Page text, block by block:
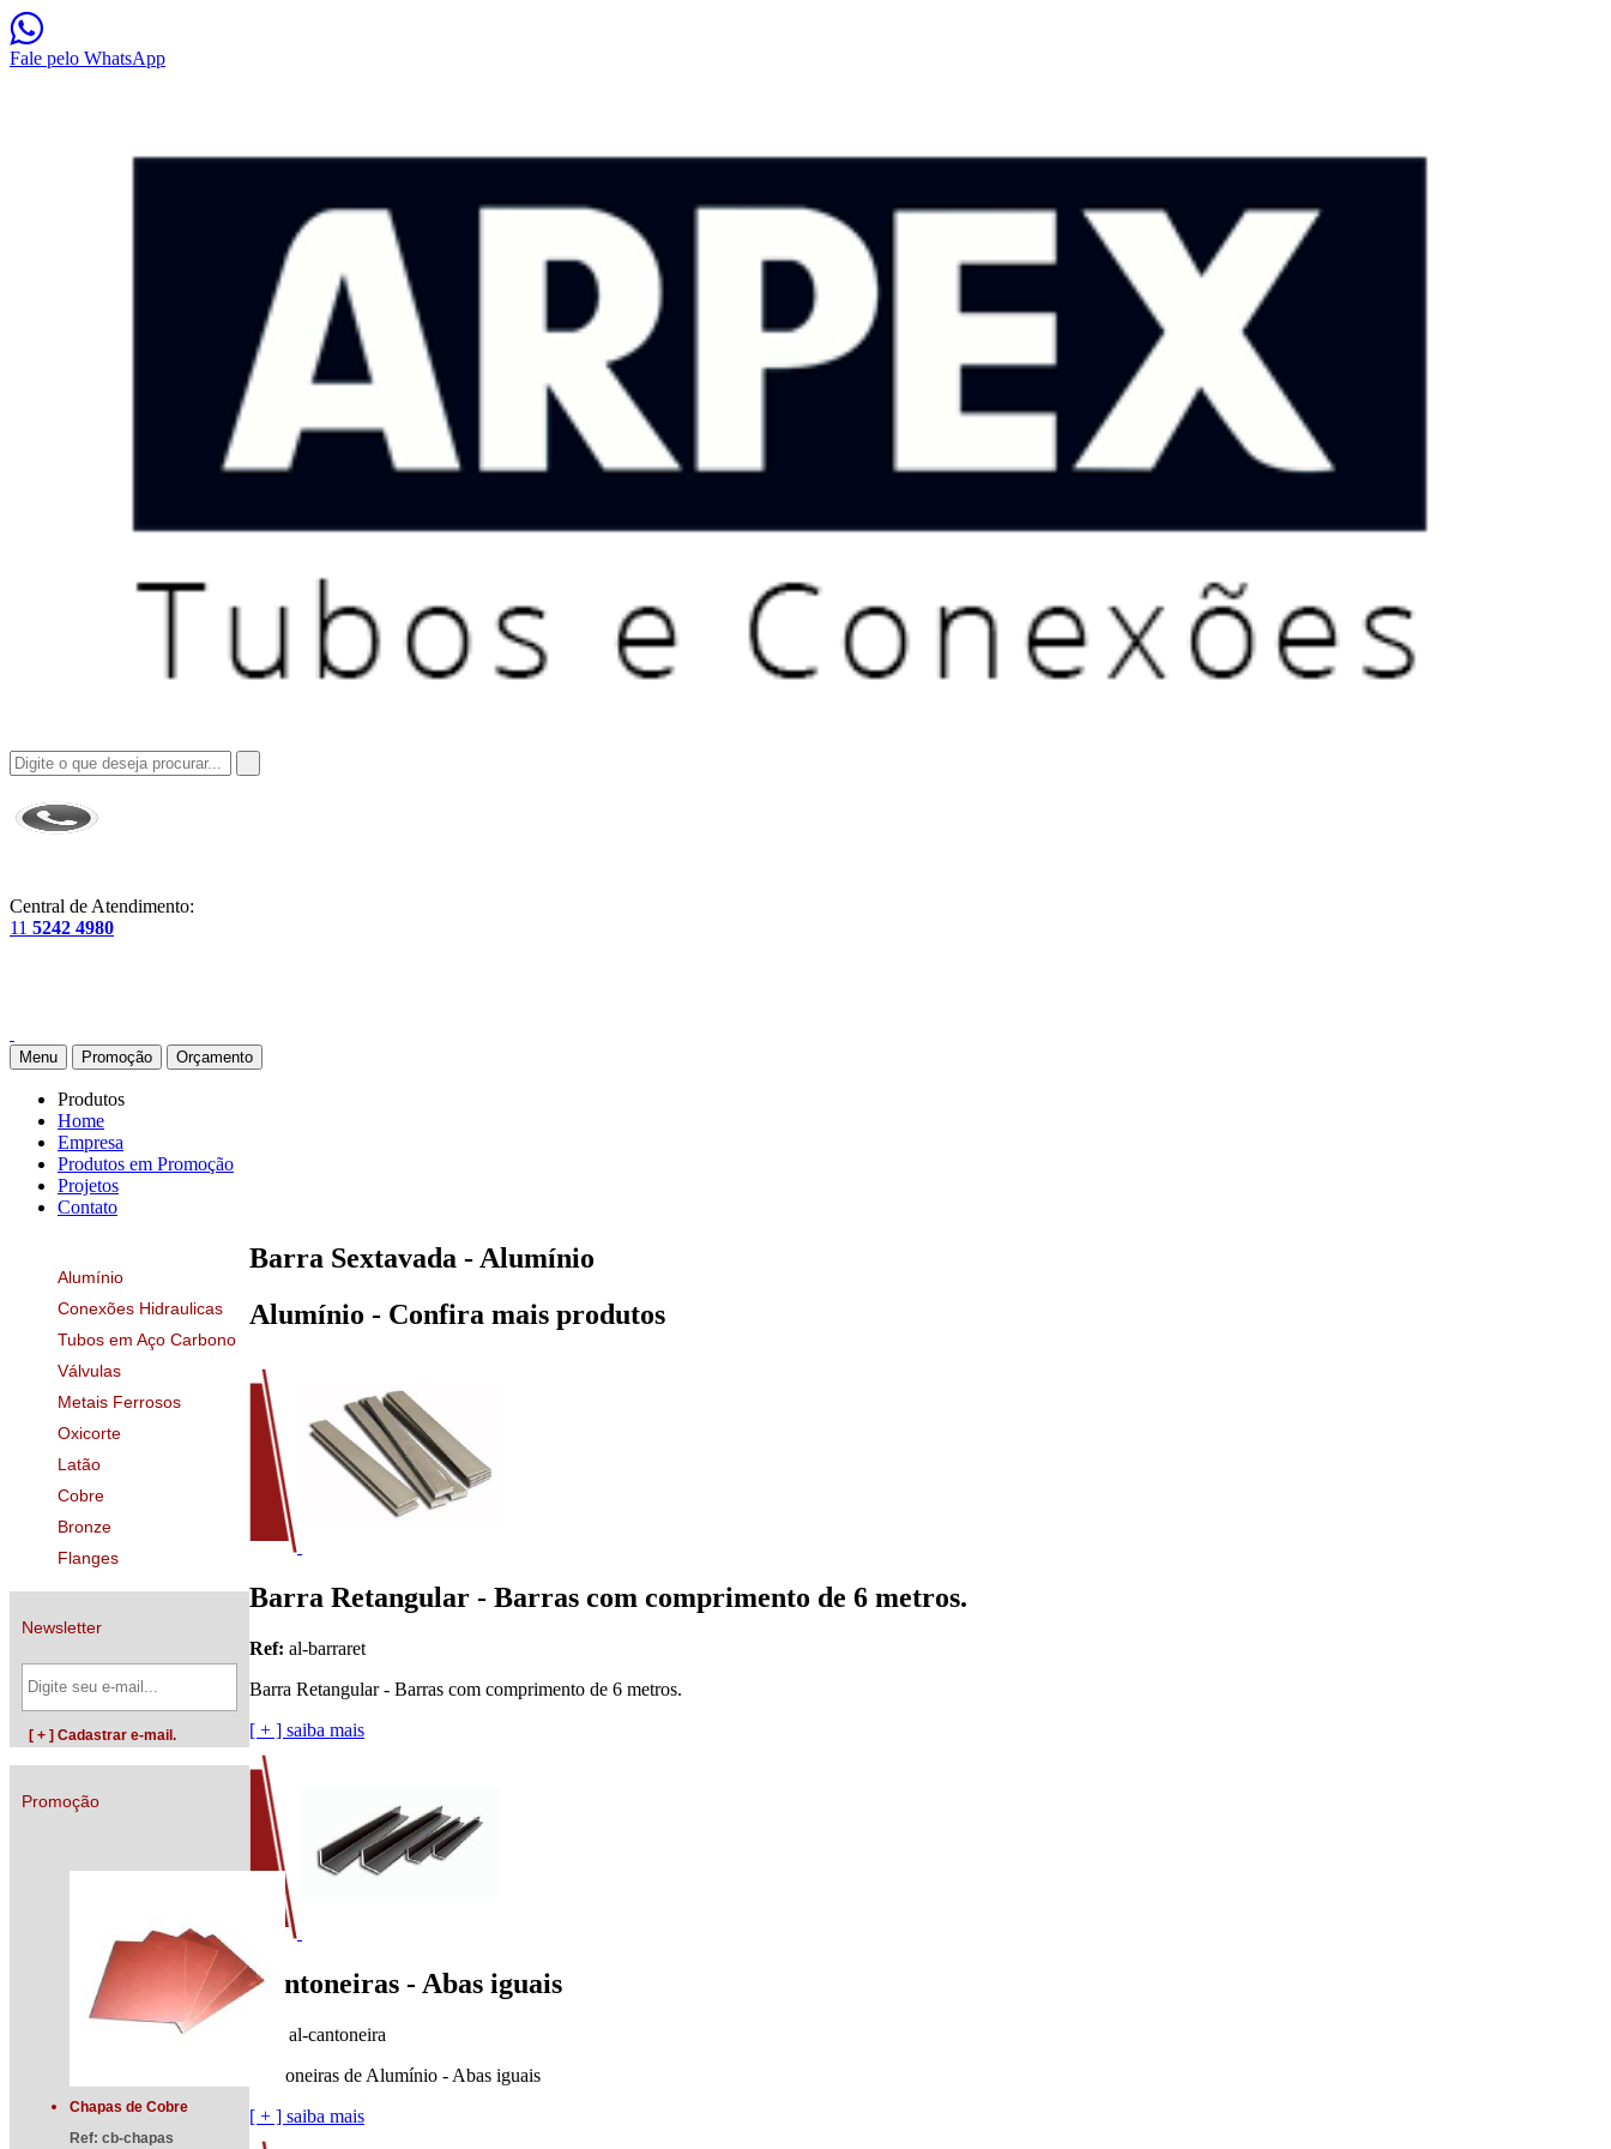
Fale pelo WhatsApp
Central de Atendimento:
11 5242 4980
Menu Promoção Orçamento
Produtos
Home
Empresa
Produtos em Promoção
Projetos
Contato
Alumínio
Conexões Hidraulicas
Tubos em Aço Carbono
Válvulas
Metais Ferrosos
Oxicorte
Latão
Cobre
Bronze
Flanges
Newsletter
Promoção
Chapas de Cobre
Ref: cb-chapas
Barra Sextavada - Alumínio
Alumínio - Confira mais produtos
Barra Retangular - Barras com comprimento de 6 metros.
Ref: al-barraret
Barra Retangular - Barras com comprimento de 6 metros.
[ + ] saiba mais
Cantoneiras - Abas iguais
al-cantoneira
Cantoneiras de Alumínio - Abas iguais
[ + ] saiba mais